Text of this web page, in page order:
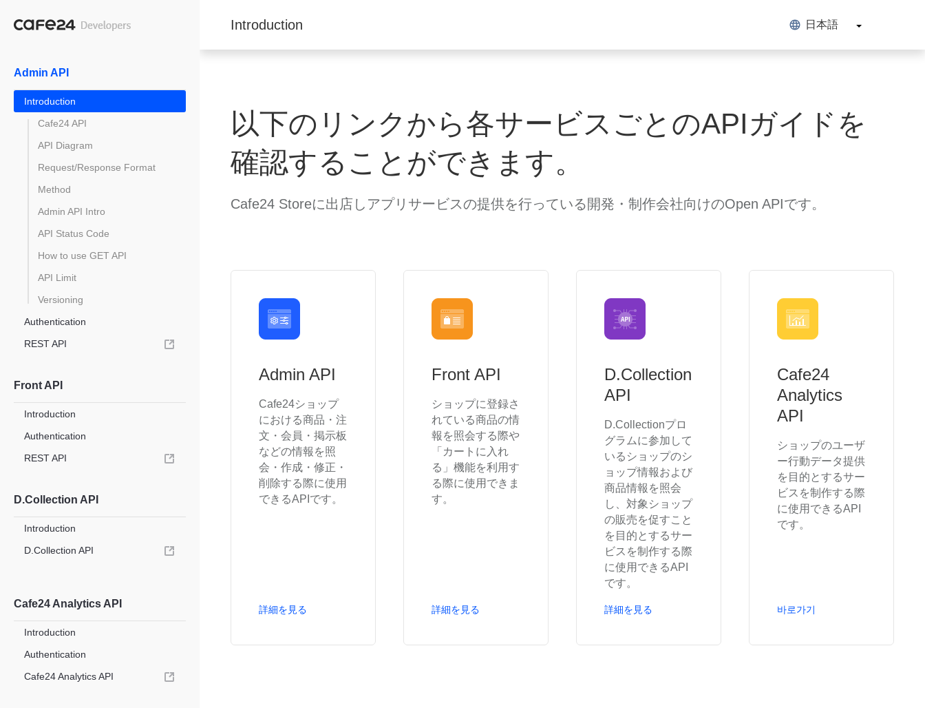
Admin API
Introduction
Cafe24 API
API Diagram
Request/Response Format
Method
Admin API Intro
API Status Code
How to use GET API
API Limit
Versioning
Authentication
REST API
Front API
Introduction
Authentication
REST API
D.Collection API
Introduction
D.Collection API
Cafe24 Analytics API
Introduction
Authentication
Cafe24 Analytics API
Introduction 日本語
以下のリンクから各サービスごとのAPIガイドを
確認することができます。
Cafe24 Storeに出店しアプリサービスの提供を行っている開発・制作会社向けのOpen APIです。
Admin API
Cafe24ショップ
における商品・注
文・会員・掲示板
などの情報を照
会・作成・修正・
削除する際に使用
できるAPIです。
詳細を見る
Front API
ショップに登録さ
れている商品の情
報を照会する際や
「カートに入れ
る」機能を利用す
る際に使用できま
す。
詳細を見る
D.Collection
API
D.Collectionプロ
グラムに参加して
いるショップのシ
ョップ情報および
商品情報を照会
し、対象ショップ
の販売を促すこと
を目的とするサー
ビスを制作する際
に使用できるAPI
です。
詳細を見る
Cafe24
Analytics
API
ショップのユーザ
ー行動データ提供
を目的とするサー
ビスを制作する際
に使用できるAPI
です。
바로가기